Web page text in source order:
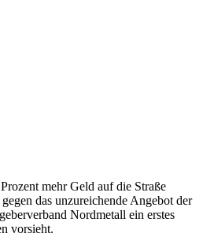
mehr Geld auf die Straße
das unzureichende Angebot der
Nordmetall ein erstes
vorsieht.